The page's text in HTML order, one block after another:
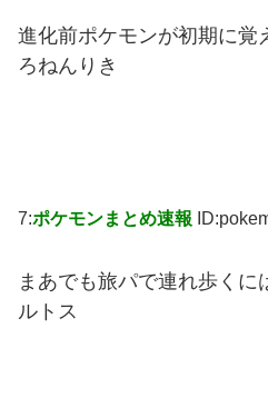
進化前ポケモンが初期に覚
ろねんりき
7:ポケモンまとめ速報
まあでも旅パで連れ歩くに
ルトス